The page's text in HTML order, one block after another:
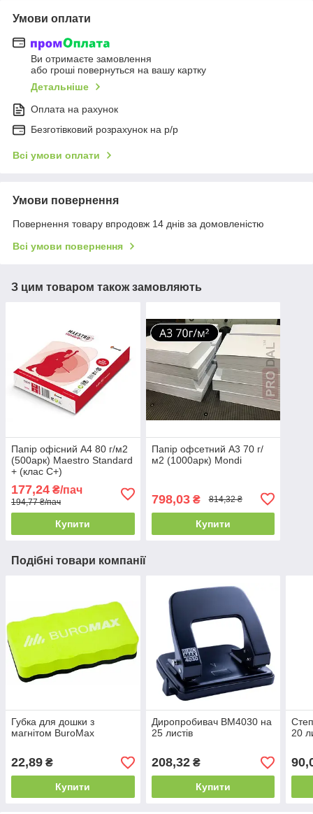
Умови оплати
Ви отримаєте замовлення
або гроші повернуться на вашу картку
Детальніше
Оплата на рахунок
Безготівковий розрахунок на р/р
Всі умови оплати
Умови повернення
Повернення товару впродовж 14 днів за домовленістю
Всі умови повернення
З цим товаром також замовляють
Папір офісний А4 80 г/м2
(500арк) Maestro Standard
+ (клас C+)
177,24 ₴/пач
194,77 ₴/пач
Купити
Папір офсетний А3 70 г/
м2 (1000арк) Mondi
798,03₴ 814,32 ₴
Купити
Подібні товари компанії
Губка для дошки з
магнітом BuroMax
22,89 ₴
Купити
Диропробивач BM4030 на
25 листів
208,32₴
Купити
20